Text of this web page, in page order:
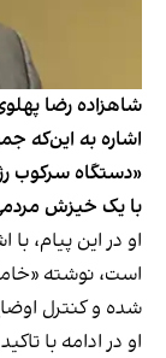
شاهزاده رضا
اشاره به این‌که
«دستگاه سرکوب
با یک خیزش
او در این پیام،
است، نوشته
شده و کنترل
او در ادامه با